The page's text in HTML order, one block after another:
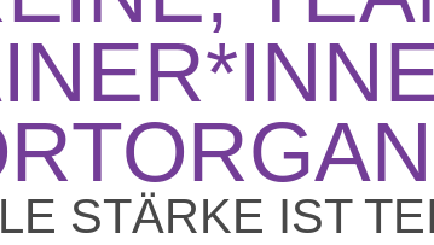
STÄRKE IST